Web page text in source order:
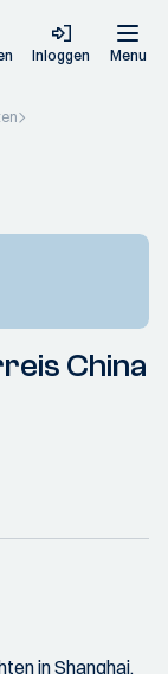
Inloggen Menu
China
in Shanghai.